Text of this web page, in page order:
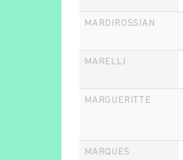
MARDIROSSIAN
MARELLI
MARGUERITTE
MARQUES